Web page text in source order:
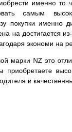
именно то
самым
покупки именно
на достигается
экономи на
марки NZ это
и